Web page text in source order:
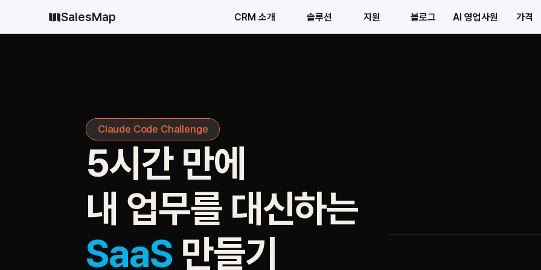
SalesMap CRM 소개 솔루션 지원 블로그 AI 영업사원 가격
Claude Code Challenge
5시간 만에
내 업무를 대신하는
SaaS 만들기